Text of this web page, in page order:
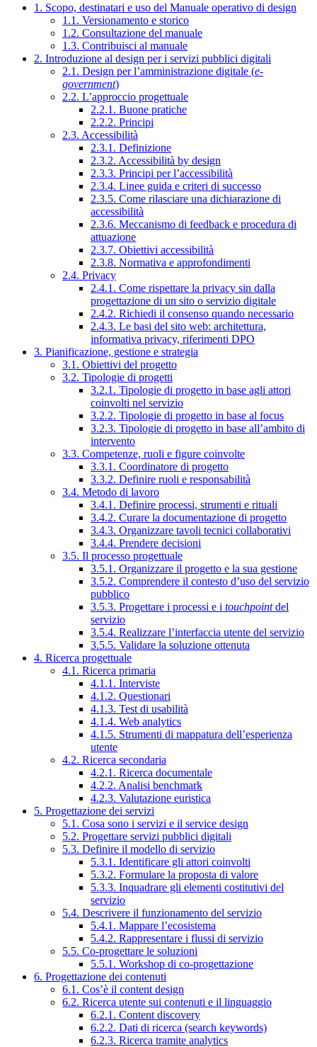
1. Scopo, destinatari e uso del Manuale operativo di design
1.1. Versionamento e storico
1.2. Consultazione del manuale
1.3. Contribuisci al manuale
2. Introduzione al design per i servizi pubblici digitali
2.1. Design per l’amministrazione digitale (e-
government)
2.2. L’approccio progettuale
2.2.1. Buone pratiche
2.2.2. Principi
2.3. Accessibilità
2.3.1. Definizione
2.3.2. Accessibilità by design
2.3.3. Principi per l’accessibilità
2.3.4. Linee guida e criteri di successo
2.3.5. Come rilasciare una dichiarazione di
accessibilità
2.3.6. Meccanismo di feedback e procedura di
attuazione
2.3.7. Obiettivi accessibilità
2.3.8. Normativa e approfondimenti
2.4. Privacy
2.4.1. Come rispettare la privacy sin dalla
progettazione di un sito o servizio digitale
2.4.2. Richiedi il consenso quando necessario
2.4.3. Le basi del sito web: architettura,
informativa privacy, riferimenti DPO
3. Pianificazione, gestione e strategia
3.1. Obiettivi del progetto
3.2. Tipologie di progetti
3.2.1. Tipologie di progetto in base agli attori
coinvolti nel servizio
3.2.2. Tipologie di progetto in base al focus
3.2.3. Tipologie di progetto in base all’ambito di
intervento
3.3. Competenze, ruoli e figure coinvolte
3.3.1. Coordinatore di progetto
3.3.2. Definire ruoli e responsabilità
3.4. Metodo di lavoro
3.4.1. Definire processi, strumenti e rituali
3.4.2. Curare la documentazione di progetto
3.4.3. Organizzare tavoli tecnici collaborativi
3.4.4. Prendere decisioni
3.5. Il processo progettuale
3.5.1. Organizzare il progetto e la sua gestione
3.5.2. Comprendere il contesto d’uso del servizio
pubblico
3.5.3. Progettare i processi e i touchpointdel
servizio
3.5.4. Realizzare l’interfaccia utente del servizio
3.5.5. Validare la soluzione ottenuta
4. Ricerca progettuale
4.1. Ricerca primaria
4.1.1. Interviste
4.1.2. Questionari
4.1.3. Test di usabilità
4.1.4. Web analytics
4.1.5. Strumenti di mappatura dell’esperienza
utente
4.2. Ricerca secondaria
4.2.1. Ricerca documentale
4.2.2. Analisi benchmark
4.2.3. Valutazione euristica
5. Progettazione dei servizi
5.1. Cosa sono i servizi e il service design
5.2. Progettare servizi pubblici digitali
5.3. Definire il modello di servizio
5.3.1. Identificare gli attori coinvolti
5.3.2. Formulare la proposta di valore
5.3.3. Inquadrare gli elementi costitutivi del
servizio
5.4. Descrivere il funzionamento del servizio
5.4.1. Mappare l’ecosistema
5.4.2. Rappresentare i flussi di servizio
5.5. Co-progettare le soluzioni
5.5.1. Workshop di co-progettazione
6. Progettazione dei contenuti
6.1. Cos’è il content design
6.2. Ricerca utente sui contenuti e il linguaggio
6.2.1. Content discovery
6.2.2. Dati di ricerca (search keywords)
6.2.3. Ricerca tramite analytics